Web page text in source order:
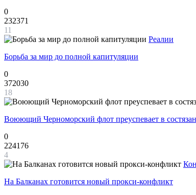
0
232371
11
Реалии
Борьба за мир до полной капитуляции
0
372030
18
Воюющий Черноморский флот преуспевает в
0
224176
4
На Балканах готовится новый прокси-конфликт